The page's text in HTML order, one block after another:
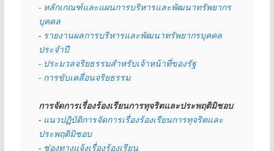
- หลักเกณฑ์และแผนการบริหารและพัฒนาทรัพยากร
บุคคล
- รายงานผลการบริหารและพัฒนาทรัพยากรบุคคล
ประจำปี
- ประมวลจริยธรรมสำหรับเจ้าหน้าที่ของรัฐ
- การขับเคลื่อนจริยธรรม
การจัดการเรื่องร้องเรียนการทุจริตและประพฤติมิชอบ
- แนวปฏิบัติการจัดการเรื่องร้องเรียนการทุจริตและ
ประพฤติมิชอบ
- ช่องทางแจ้งเรื่องร้องเรียน